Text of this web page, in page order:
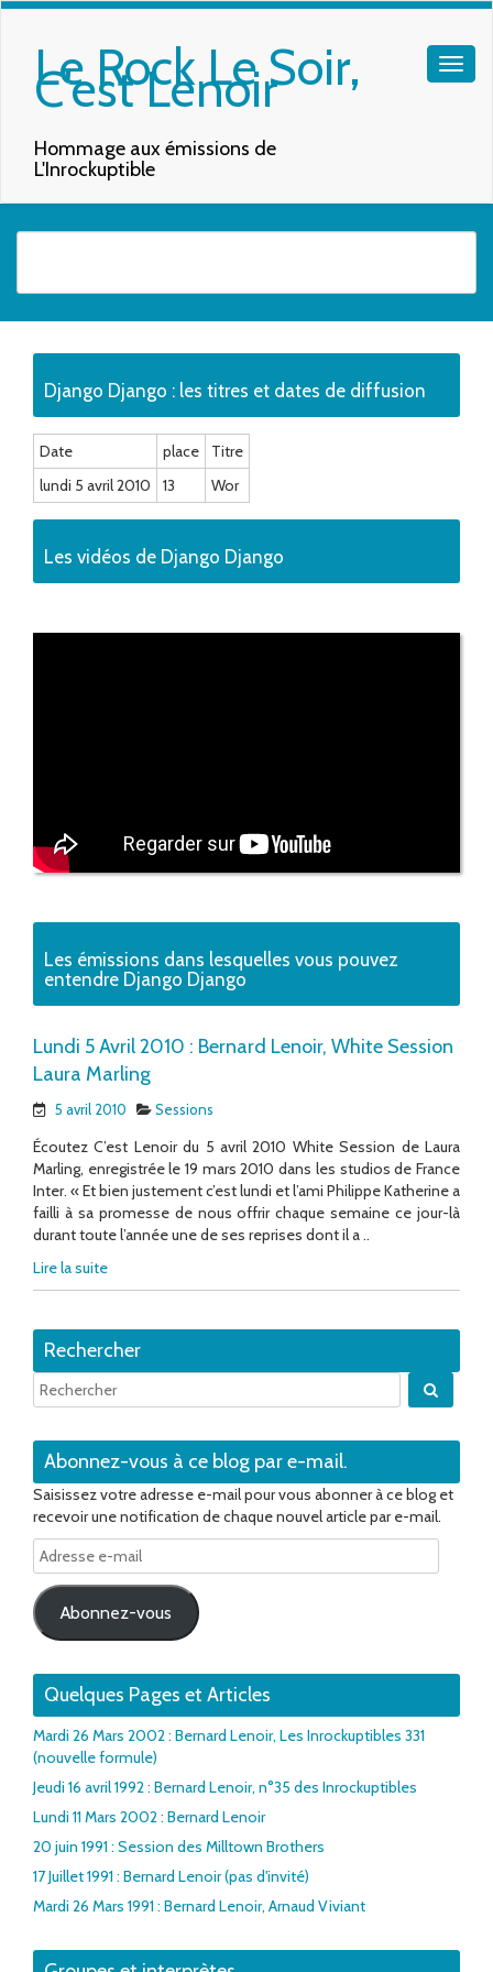
Le Rock Le Soir,
C'est Lenoir
Hommage aux émissions de
L'Inrockuptible
Django Django : les titres et dates de diffusion
Date place
Titre
lundi 5 avril 2010
13 Wor
Les vidéos de Django Django
Les émissions dans lesquelles vous pouvez
entendre Django Django
Lundi 5 Avril 2010 : Bernard Lenoir, White Session
Laura Marling
5 avril 2010 Sessions
Écoutez C’est Lenoir du 5 avril 2010 White Session de Laura
Marling, enregistrée le 19 mars 2010 dans les studios de France
Inter. « Et bien justement c’est lundi et l’ami Philippe Katherine a
failli à sa promesse de nous offrir chaque semaine ce jour-là
durant toute l’année une de ses reprises dont il a ..
Lire la suite
Rechercher
Abonnez-vous à ce blog par e-mail.
Saisissez votre adresse e-mail pour vous abonner à ce blog et
recevoir une notification de chaque nouvel article par e-mail.
Adresse
e-
mail
Abonnez-vous
Quelques Pages et Articles
Mardi 26 Mars 2002 : Bernard Lenoir, Les Inrockuptibles 331
(nouvelle formule)
Jeudi 16 avril 1992 : Bernard Lenoir, n°35 des Inrockuptibles
Lundi 11 Mars 2002 : Bernard Lenoir
20 juin 1991 : Session des Milltown Brothers
17 Juillet 1991 : Bernard Lenoir (pas d'invité)
Mardi 26 Mars 1991 : Bernard Lenoir, Arnaud Viviant